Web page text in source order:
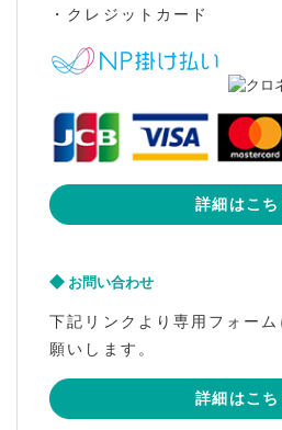
・クレジットカード
詳細はこち
お問い合わせ
下記リンクより専用フォー
願いします。
詳細はこち